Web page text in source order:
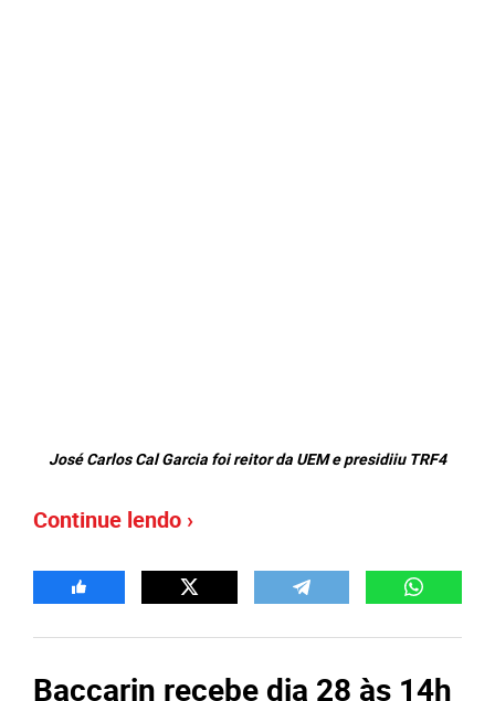
José Carlos Cal Garcia foi reitor da UEM e presidiiu TRF4
Continue lendo ›
Baccarin recebe dia 28 às 14h